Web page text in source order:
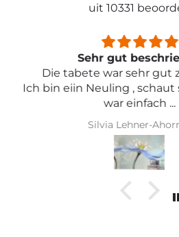
uit 10331
Sehr schön und von
Iris Griese